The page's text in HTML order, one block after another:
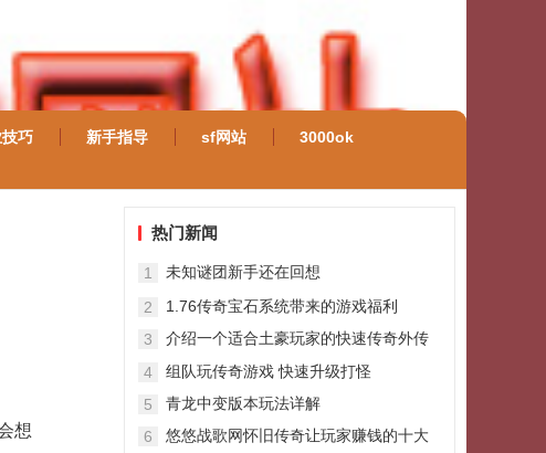
巧 新手指导 sf网站
3000ok
想
热门新闻
1
未知谜团新手还在回想
2
1.76传奇宝石系统带来的游戏福利
3
介绍一个适合土豪玩家的快速传奇外传
4
组队玩传奇游戏 快速升级打怪
5
青龙中变版本玩法详解
6
悠悠战歌网怀旧传奇让玩家赚钱的十大